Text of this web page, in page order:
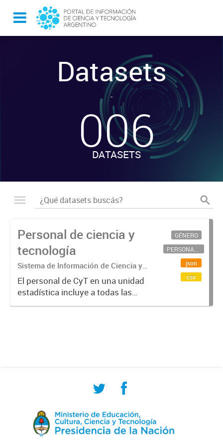
Datasets
-
006
DATASETS
Personal de ciencia y
tecnología
Sistema de Información de Ciencia y
Tecnología Argentino (SICYTAR)
El personal de CyT en una unidad
estadística incluye a todas las
personas involucradas
GÉNERO
PERSONAL CIENTÍFICO-TECNOLÓGICO
json
csv